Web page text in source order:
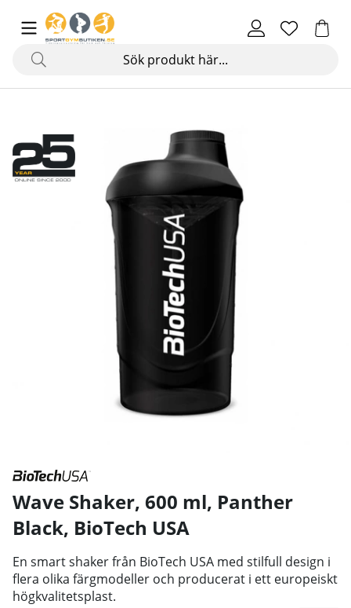
Wave Shaker, 600 ml, Panther
Black, BioTech USA
En smart shaker från BioTech USA med stilfull design i
flera olika färgmodeller och producerat i ett europeiskt
högkvalitetsplast.